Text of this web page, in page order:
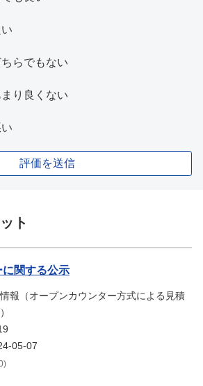
ちらでもない
り良くない
評価を送信
ト
関する公示
報（オープンカウンター方式による見積
05-07